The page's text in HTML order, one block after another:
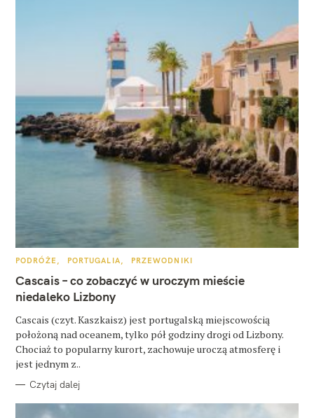
K
T
E
G
O
I
E
PODRÓŻE PORTUGALIA PRZEWODNIKI
Cascais – co zobaczyć w uroczym mieście
niedaleko Lizbony
Cascais (czyt. Kaszkaisz) jest portugalską miejscowością
położoną nad oceanem, tylko pół godziny drogi od Lizbony.
Chociaż to popularny kurort, zachowuje uroczą atmosferę i
jest jednym z..
Czytaj dalej
W
y
s
z
u
k
a
j